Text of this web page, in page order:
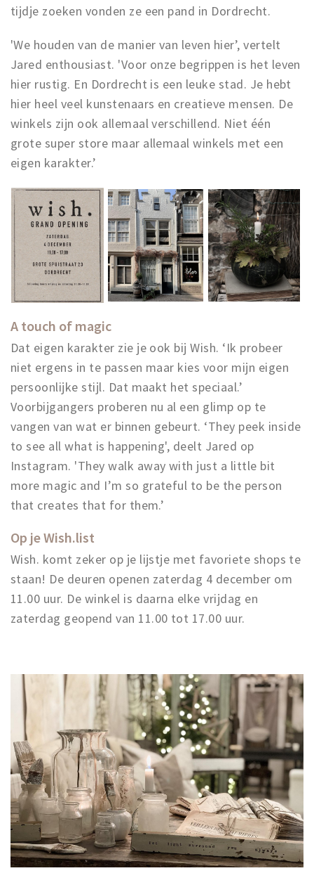
tijdje zoeken vonden ze een pand in Dordrecht.
'We houden van de manier van leven hier’, vertelt
Jared enthousiast. 'Voor onze begrippen is het leven
hier rustig. En Dordrecht is een leuke stad. Je hebt
hier heel veel kunstenaars en creatieve mensen. De
winkels zijn ook allemaal verschillend. Niet één
grote super store maar allemaal winkels met een
eigen karakter.’
A touch of magic
Dat eigen karakter zie je ook bij Wish. ‘Ik probeer
niet ergens in te passen maar kies voor mijn eigen
persoonlijke stijl. Dat maakt het speciaal.’
Voorbijgangers proberen nu al een glimp op te
vangen van wat er binnen gebeurt. ‘They peek inside
to see all what is happening', deelt Jared op
Instagram. 'They walk away with just a little bit
more magic and I’m so grateful to be the person
that creates that for them.’
Op je Wish.list
Wish. komt zeker op je lijstje met favoriete shops te
staan! De deuren openen zaterdag 4 december om
11.00 uur. De winkel is daarna elke vrijdag en
zaterdag geopend van 11.00 tot 17.00 uur.